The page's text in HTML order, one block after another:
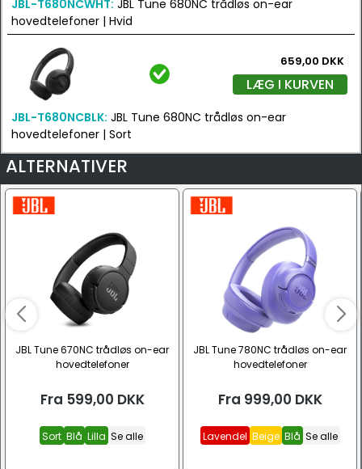
JBL-T680NCWHT: JBL Tune 680NC trådløs on-ear
hovedtelefoner | Hvid
659,00 DKK
LÆG I KURVEN
JBL-T680NCBLK: JBL Tune 680NC trådløs on-ear
hovedtelefoner | Sort
ALTERNATIVER
JBL Tune 670NC trådløs on-ear
hovedtelefoner
Fra 599,00 DKK
Sort Blå Lilla Se alle
JBL Tune 780NC trådløs on-ear
hovedtelefoner
Fra 999,00 DKK
Lavendel Beige Blå Se alle